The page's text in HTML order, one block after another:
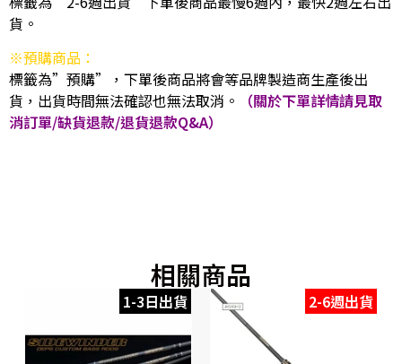
貨。
※預購商品：
標籤為”預購”，下單後商品將會等品牌製造商生產後出
貨，出貨時間無法確認也無法取消。
（關於下單詳情請見取
消訂單/缺貨退款/退貨退款Q&A）
相關商品
1-3日出貨 2-6週出貨